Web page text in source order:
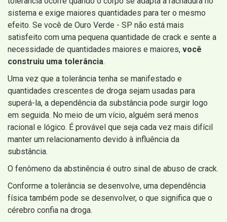
sistema e exige maiores quantidades para ter o mesmo
efeito. Se você de Ouro Verde - SP não está mais
satisfeito com uma pequena quantidade de crack e sente a
necessidade de quantidades maiores e maiores, você
construiu uma tolerância.
Uma vez que a tolerância tenha se manifestado e
quantidades crescentes de droga sejam usadas para
superá-la, a dependência da substância pode surgir logo
em seguida. No meio de um vício, alguém será menos
racional e lógico. É provável que seja cada vez mais difícil
manter um relacionamento devido à influência da
substância.
O fenômeno da abstinência é outro sinal de abuso de crack.
Conforme a tolerância se desenvolve, uma dependência
física também pode se desenvolver, o que significa que o
cérebro confia na droga.